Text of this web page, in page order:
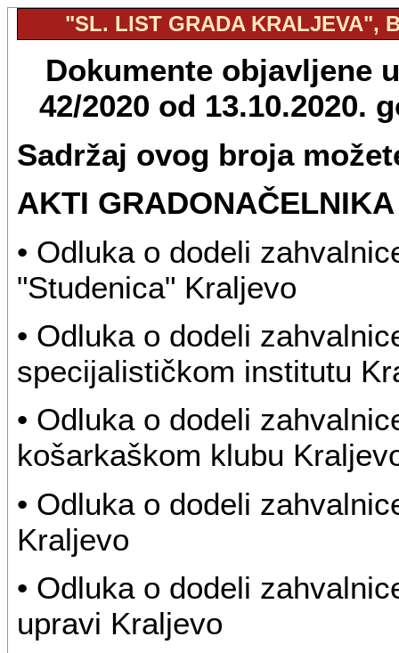
"SL. LIST GRADA KRALJEVA",
Dokumente objavljene
42/2020 od 13.10.2020.
Sadržaj ovog broja
AKTI
• Odluka o dodeli
"Studenica" Kraljevo
• Odluka o dodeli
specijalističkom institutu
• Odluka o dodeli
košarkaškom klubu
• Odluka o dodeli
Kraljevo
• Odluka o dodeli
upravi Kraljevo